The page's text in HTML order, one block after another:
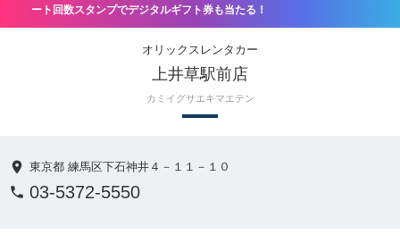
ート回数スタンプでデジタルギフト券も当たる！
オリックスレンタカー
上井草駅前店
カミイグサエキマエテン
東京都 練馬区下石神井４－１１－１０
03-5372-5550